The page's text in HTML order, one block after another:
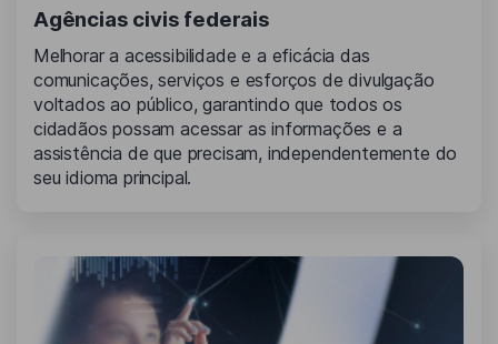
Agências civis federais
Melhorar a acessibilidade e a eficácia das
comunicações, serviços e esforços de divulgação
voltados ao público, garantindo que todos os
cidadãos possam acessar as informações e a
assistência de que precisam, independentemente do
seu idioma principal.